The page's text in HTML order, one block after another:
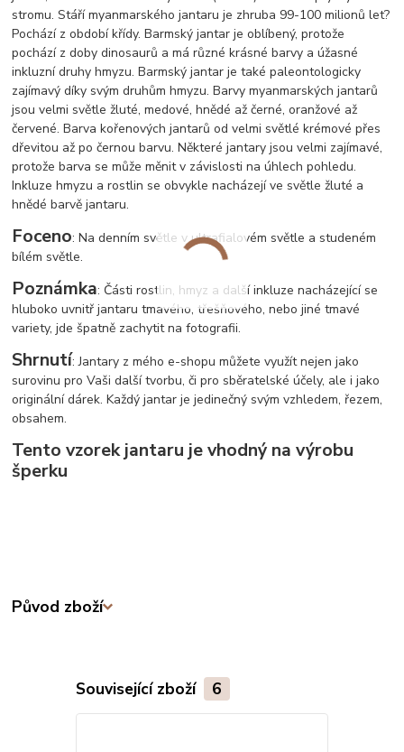
stromu. Stáří myanmarského jantaru je zhruba 99-100 milionů let?
Pochází z období křídy. Barmský jantar je oblíbený, protože
pochází z doby dinosaurů a má různé krásné barvy a úžasné
inkluzní druhy hmyzu. Barmský jantar je také paleontologicky
zajímavý díky svým druhům hmyzu. Barvy myanmarských jantarů
jsou velmi světle žluté, medové, hnědé až černé, oranžové až
červené. Barva kořenových jantarů od velmi světlé krémové přes
dřevitou až po černou barvu. Některé jantary jsou velmi zajímavé,
protože barva se může měnit v závislosti na úhlech pohledu.
Inkluze hmyzu a rostlin se obvykle nacházejí ve světle žluté a
hnědé barvě jantaru.
Foceno: Na denním světle v ultrafialovém světle a studeném
bílém světle.
Poznámka: Části rostlin, hmyz a další inkluze nacházející se
hluboko uvnitř jantaru tmavého, třešňového, nebo jiné tmavé
variety, jde špatně zachytit na fotografii.
Shrnutí: Jantary z mého e-shopu můžete využít nejen jako
surovinu pro Vaši další tvorbu, či pro sběratelské účely, ale i jako
originální dárek. Každý jantar je jedinečný svým vzhledem, řezem,
obsahem.
Tento vzorek jantaru je vhodný na výrobu
šperku
Původ zboží
Související zboží 6